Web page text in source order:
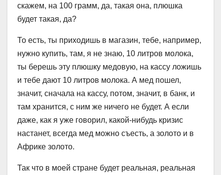
скажем, на 100 грамм, да, такая она, плюшка
будет такая, да?
То есть, ты приходишь в магазин, тебе, например,
нужно купить, там, я не знаю, 10 литров молока,
ты берешь эту плюшку медовую, на кассу ложишь
и тебе дают 10 литров молока. А мед пошел,
значит, сначала на кассу, потом, значит, в банк, и
там хранится, с ним же ничего не будет. А если
даже, как я уже говорил, какой-нибудь кризис
настанет, всегда мед можно съесть, а золото и в
Африке золото.
Так что в моей стране будет реальная, реальная